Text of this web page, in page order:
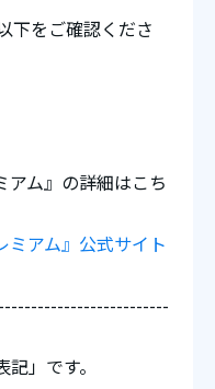
下をご確認くださ
アム』の詳細はこち
ミアム』公式サイト
」です。